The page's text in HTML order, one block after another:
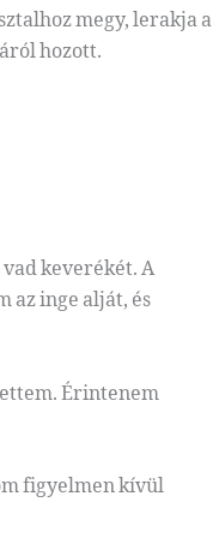
megy, lerakja a
hozott.
keverékét. A
az inge alját, és
Érintenem
figyelmen kívül